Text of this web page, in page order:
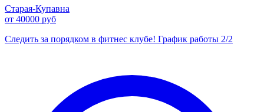
Старая-Купавна
от 40000 руб
Следить за порядком в фитнес клубе! График работы 2/2